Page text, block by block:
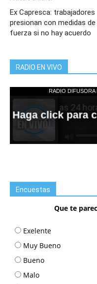
Ex Capresca: trabajadores
presionan con medidas de
fuerza si no hay acuerdo
RADIO EN VIVO
Encuestas
Que te
Exelente
Muy Bueno
Bueno
Malo